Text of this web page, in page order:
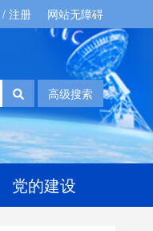
/ 注册 网站无障碍
高级搜索
党的建设